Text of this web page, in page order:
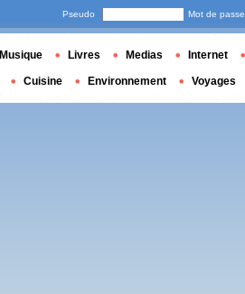
Pseudo Mot de passe
Musique Livres Medias Internet
Cuisine Environnement Voyages